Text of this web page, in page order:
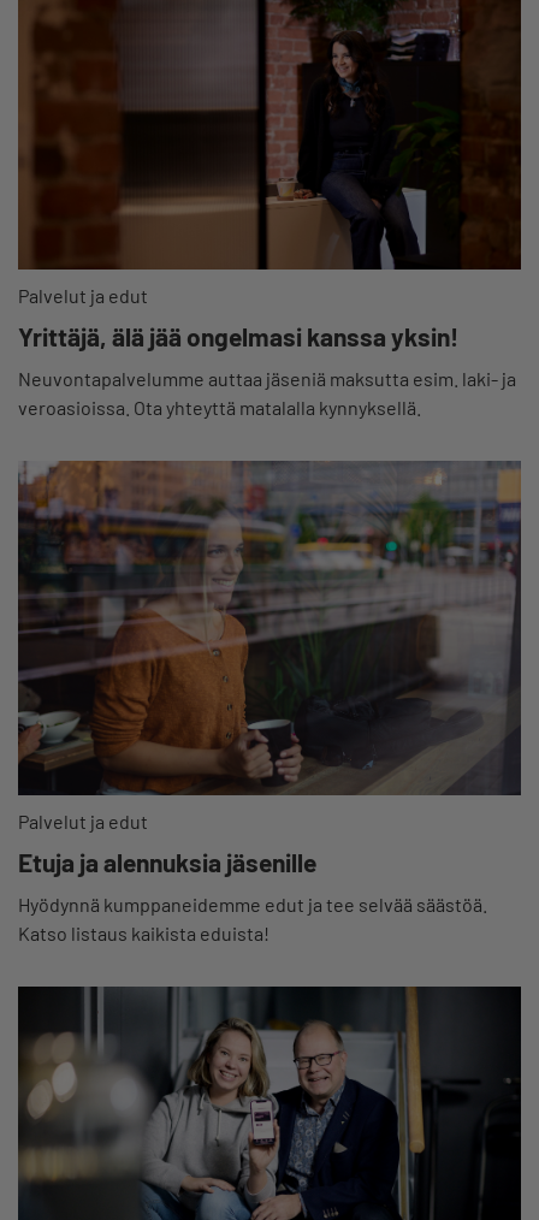
Palvelut ja edut
Yrittäjä, älä jää ongelmasi kanssa yksin!
Neuvontapalvelumme auttaa jäseniä maksutta esim. laki- ja
veroasioissa. Ota yhteyttä matalalla kynnyksellä.
Palvelut ja edut
Etuja ja alennuksia jäsenille
Hyödynnä kumppaneidemme edut ja tee selvää säästöä.
Katso listaus kaikista eduista!